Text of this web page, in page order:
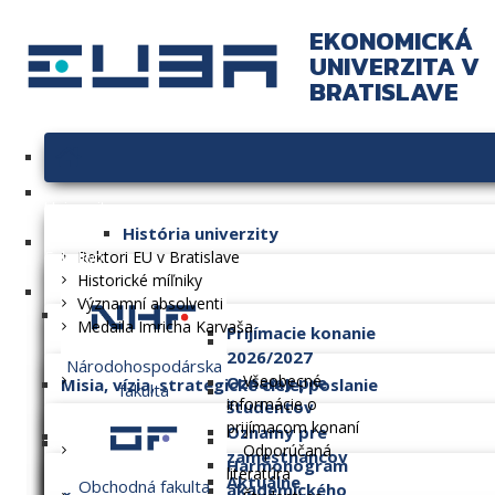
EKONOMICKÁ
UNIVERZITA V
BRATISLAVE
História univerzity
Rektori EU v Bratislave
Historické míľniky
Významní absolventi
Medaila Imricha Karvaša
Misia, vízia, strategické ciele, poslanie
Dlhodobý zámer
Fakulty
Národohospodárska
fakulta
Obchodná fakulta
Prijímacie konanie
2026/2027
Všeobecné
informácie o
prijímacom konaní
Odporúčaná
literatúra
Oznamy pre
študentov
Harmonogram
akademického
Oznamy pre
zamestnancov
Aktuálne